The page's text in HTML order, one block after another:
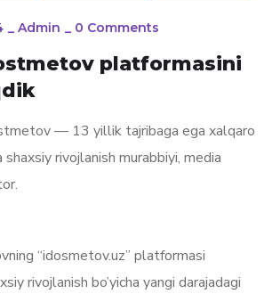
_ Admin _ 0 Comments
platformasini
— 13 yillik tajribaga ega xalqaro
rivojlanish murabbiyi, media
“idosmetov.uz” platformasi
rivojlanish bo’yicha yangi darajadagi